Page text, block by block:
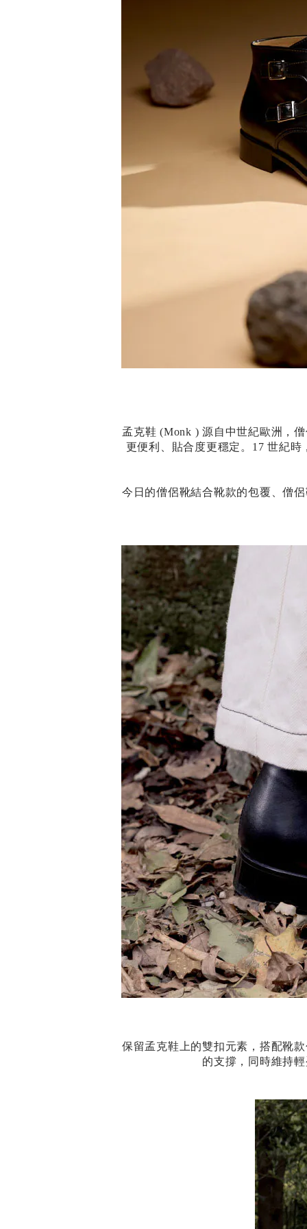
孟克鞋 (Monk ) 源自中世紀歐洲，
更便利、貼合度更穩定。17 世紀
今日的僧侶靴結合靴款的包覆、僧
保留孟克鞋上的雙扣元素，搭配靴
的支撐，同時維持